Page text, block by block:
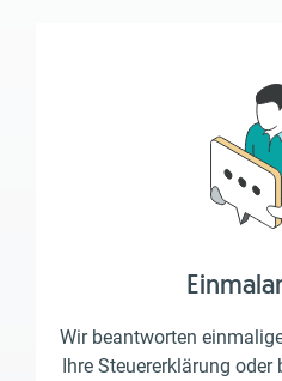
Wir beantworten
Ihre Steuererklärung